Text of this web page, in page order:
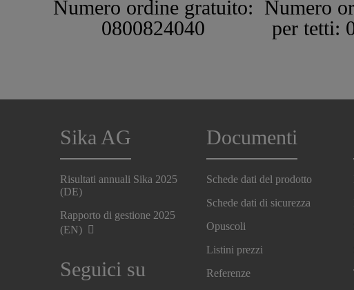
Numero ordine gratuito:
0800824040
Numero
per tetti:
Sika AG
Risultati annuali Sika 2025
(DE)
Rapporto di gestione 2025
(EN)
Seguici su
Documenti
Schede dati del prodotto
Schede dati di sicurezza
Opuscoli
Listini prezzi
Referenze